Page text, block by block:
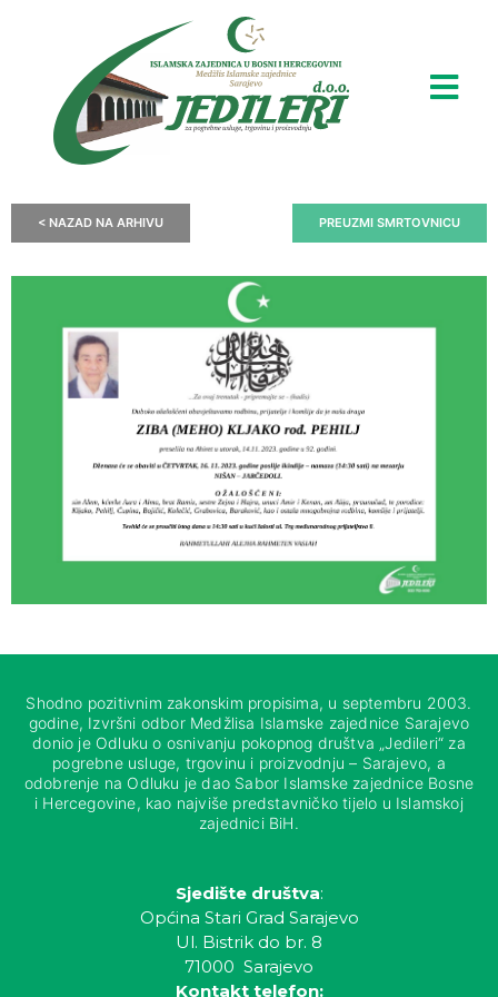
< NAZAD NA ARHIVU PREUZMI SMRTOVNICU
Shodno pozitivnim zakonskim propisima, u septembru 2003.
godine, Izvršni odbor Medžlisa Islamske zajednice Sarajevo
donio je Odluku o osnivanju pokopnog društva „Jedileri“ za
pogrebne usluge, trgovinu i proizvodnju – Sarajevo, a
odobrenje na Odluku je dao Sabor Islamske zajednice Bosne
i Hercegovine, kao najviše predstavničko tijelo u Islamskoj
zajednici BiH.
Sjedište društva:
Općina Stari Grad Sarajevo
Ul. Bistrik do br. 8
71000 Sarajevo
Kontakt telefon: